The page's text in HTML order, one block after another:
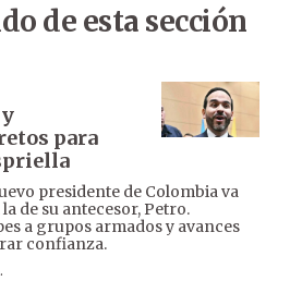
de esta sección
para
presidente de Colombia va
de su antecesor, Petro.
a grupos armados y avances
confianza.